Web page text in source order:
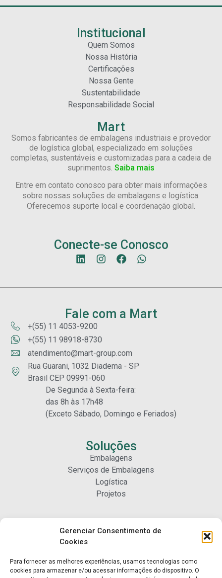
Gerenciar Consentimento de
Cookies
Para fornecer as melhores experiências, usamos tecnologias como
cookies para armazenar e/ou acessar informações do dispositivo. O
Institucional
Quem Somos
Nossa História
Certificações
Nossa Gente
Sustentabilidade
Responsabilidade Social
Mart
Somos fabricantes de embalagens industriais e provedor
de logística global, especializado em soluções
completas, sustentáveis e customizadas para a cadeia de
suprimentos. Saiba mais
Entre em contato conosco para obter mais informações
sobre nossas soluções de embalagens e logística.
Oferecemos suporte local e coordenação global.
Conecte-se Conosco
Fale com a Mart
+(55) 11 4053-9200
+(55) 11 98918-8730
atendimento@mart-group.com
Rua Guarani, 1032 Diadema - SP
Brasil CEP 09991-060
De Segunda à Sexta-feira:
das 8h às 17h48
(Exceto Sábado, Domingo e Feriados)
Soluções
Embalagens
Serviços de Embalagens
Logística
Projetos
Carreiras
Contato